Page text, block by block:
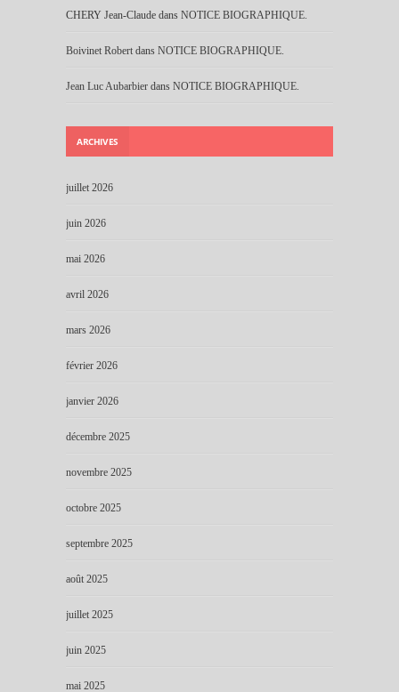
CHERY Jean-Claude dans NOTICE BIOGRAPHIQUE.
Boivinet Robert dans NOTICE BIOGRAPHIQUE.
Jean Luc Aubarbier dans NOTICE BIOGRAPHIQUE.
ARCHIVES
juillet 2026
juin 2026
mai 2026
avril 2026
mars 2026
février 2026
janvier 2026
décembre 2025
novembre 2025
octobre 2025
septembre 2025
août 2025
juillet 2025
juin 2025
mai 2025